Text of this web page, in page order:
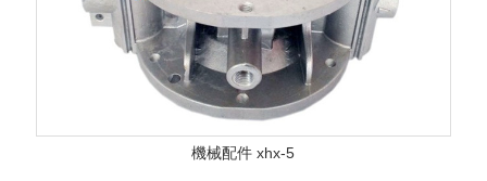
機械配件 xhx-5